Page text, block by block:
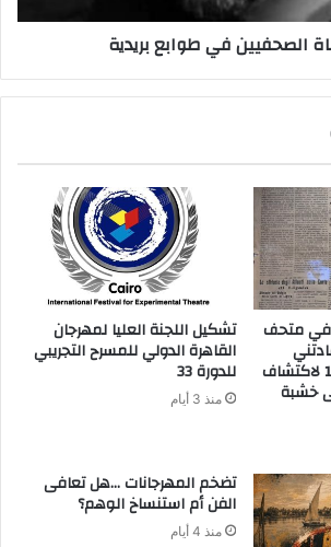
الصحفيين في طوابع بريدية
في متحف
العودة إلى يوليو 1921 لاكتشاف
خشبة
تشكيل اللجنة العليا لمهرجان
القاهرة الدولي للمسرح التجريبي
للدورة 33
منذ 3 أيام
‬الفن‭ ‬أم‭ ‬استنساخ‭ ‬الوهم؟
منذ 4 أيام